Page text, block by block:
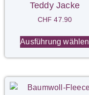
Teddy Jacke
CHF 47.90
Ausführung wählen